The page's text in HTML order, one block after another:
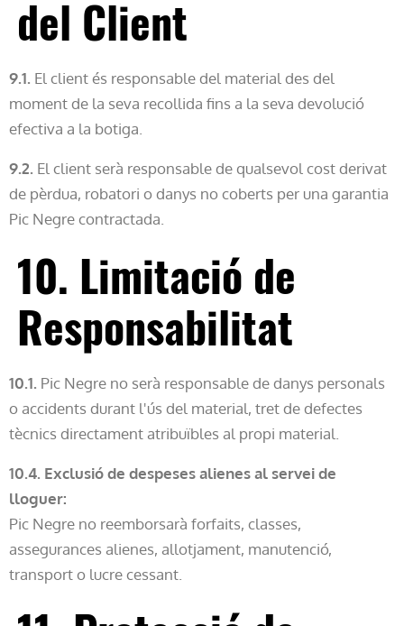
del Client
9.1. El client és responsable del material des del
moment de la seva recollida fins a la seva devolució
efectiva a la botiga.
9.2. El client serà responsable de qualsevol cost derivat
de pèrdua, robatori o danys no coberts per una garantia
Pic Negre contractada.
10. Limitació de
Responsabilitat
10.1. Pic Negre no serà responsable de danys personals
o accidents durant l'ús del material, tret de defectes
tècnics directament atribuïbles al propi material.
10.4. Exclusió de despeses alienes al servei de
lloguer:
Pic Negre no reemborsarà forfaits, classes,
assegurances alienes, allotjament, manutenció,
transport o lucre cessant.